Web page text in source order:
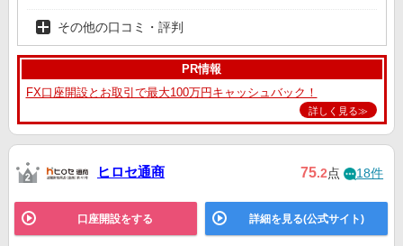
その他の口コミ・評判
PR情報
FX口座開設とお取引で最大100万円キャッシュバック！
詳しく見る≫
ヒロセ通商 75.2点 18件
口座開設をする 詳細を見る(公式サイト)